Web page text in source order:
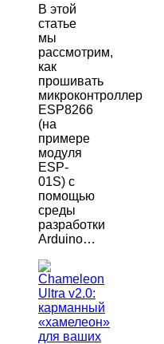
В этой
статье
мы
рассмотрим,
как
прошивать
микроконтроллер
ESP8266
(на
примере
модуля
ESP-
01S) с
помощью
среды
разработки
Arduino…